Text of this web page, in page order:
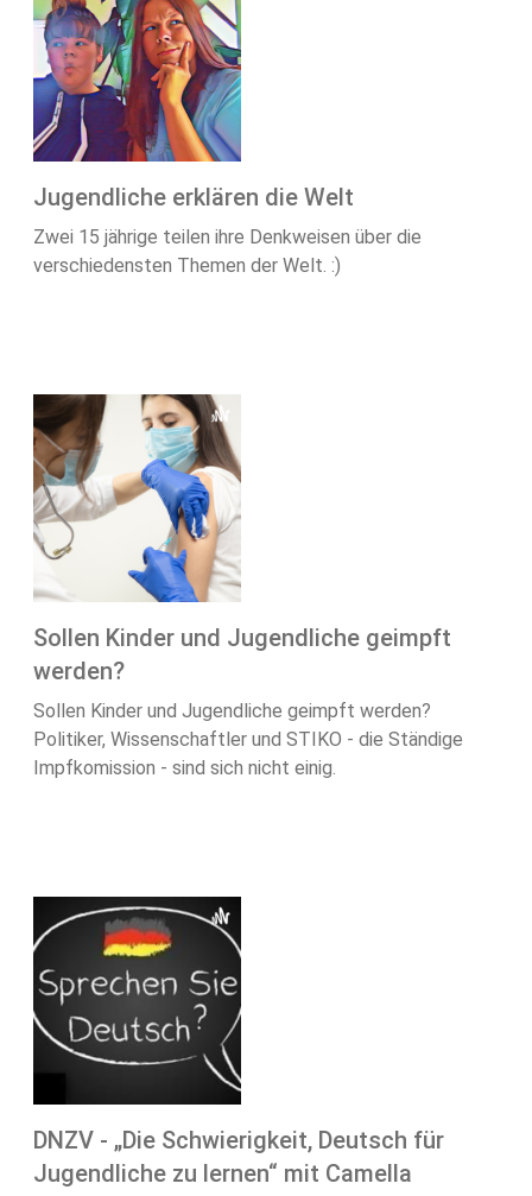
Jugendliche erklären die Welt
Zwei 15 jährige teilen ihre Denkweisen über die
verschiedensten Themen der Welt. :)
Sollen Kinder und Jugendliche geimpft
werden?
Sollen Kinder und Jugendliche geimpft werden?
Politiker, Wissenschaftler und STIKO - die Ständige
Impfkomission - sind sich nicht einig.
DNZV - „Die Schwierigkeit, Deutsch für
Jugendliche zu lernen“ mit Camella